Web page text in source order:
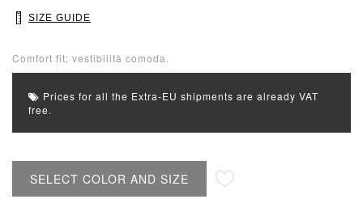
SIZE GUIDE
Comfort fit: vestibilità comoda.
Prices for all the Extra-EU shipments are already VAT
free.
SELECT COLOR AND SIZE